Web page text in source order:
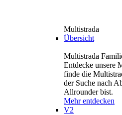
Multistrada
Übersicht
Multistrada
Entdecke unsere
finde die
der Suche nach
Allrounder bist.
Mehr entdecken
V2